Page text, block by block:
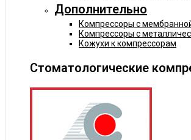
Дополнительно
Компрессоры с
Компрессоры с
Кожухи к компрессорам
Стоматологические